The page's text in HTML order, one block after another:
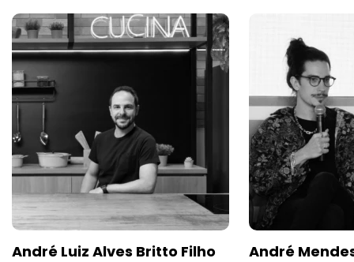
André Luiz Alves Britto Filho André